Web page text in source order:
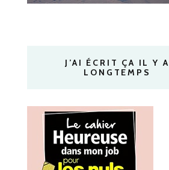
J’AI ÉCRIT ÇA IL Y A
LONGTEMPS